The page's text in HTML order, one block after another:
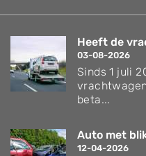
Heeft de
03-08-2026
Sinds 1 juli
beta...
Auto met
12-04-2026